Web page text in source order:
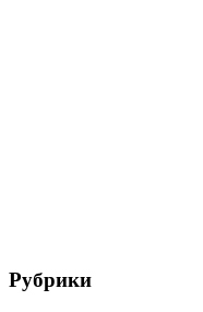
Рубрики